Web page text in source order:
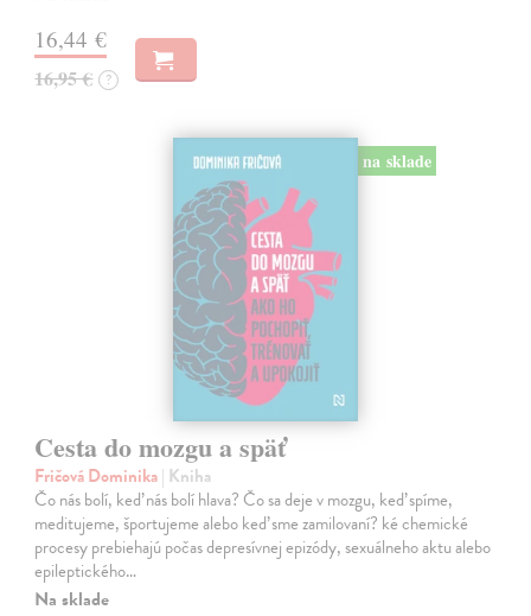
16,44 €
16,95 € ?
na sklade
Cesta do mozgu a späť
Fričová Dominika| Kniha
Čo nás bolí, keď nás bolí hlava? Čo sa deje v mozgu, keď spíme,
meditujeme, športujeme alebo keď sme zamilovaní? ké chemické
procesy prebiehajú počas depresívnej epizódy, sexuálneho aktu alebo
epileptického…
Na sklade